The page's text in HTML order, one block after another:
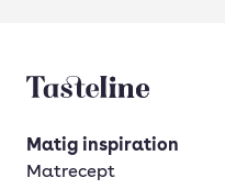
Tasteline startsida
Matig inspiration
Matrecept